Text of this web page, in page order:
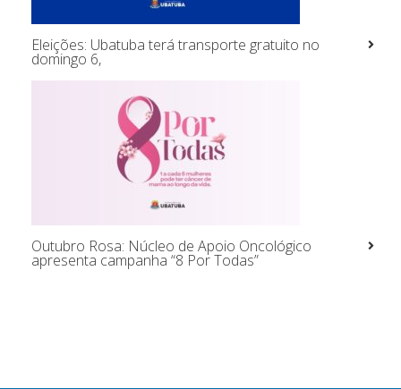
Eleições: Ubatuba terá transporte gratuito no
domingo 6,
Outubro Rosa: Núcleo de Apoio Oncológico
apresenta campanha “8 Por Todas”